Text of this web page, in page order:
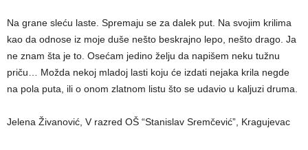
Na grane sleću laste. Spremaju se za dalek put. Na svojim krilima
kao da odnose iz moje duše nešto beskrajno lepo, nešto drago. Ja
ne znam šta je to. Osećam jedino želju da napišem neku tužnu
priču… Možda nekoj mladoj lasti koju će izdati nejaka krila negde
na pola puta, ili o onom zlatnom listu što se udavio u kaljuzi druma.
Jelena Živanović, V razred OŠ “Stanislav Sremčević”, Kragujevac